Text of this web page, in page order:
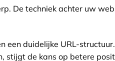
De techniek achter uw
duidelijke URL-
stijgt de kans op betere